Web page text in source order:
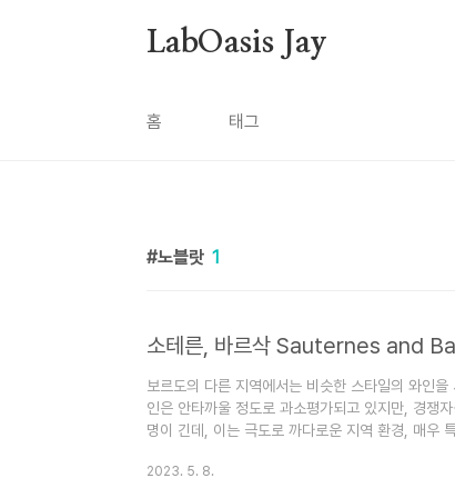
LabOasis Jay
홈 태그
노블랏 1
소테른, 바르삭 Sauternes and
보르도의 다른 지역에서는 비슷한 스타일의 와인
인은 안타까울 정도로 과소평가되고 있지만, 경쟁
명이 긴데, 이는 극도로 까다로운 지역 환경, 매우
황금색으로 빛난다. 세미용에 쇼비뇽 블랑을 다양
2023. 5. 8.